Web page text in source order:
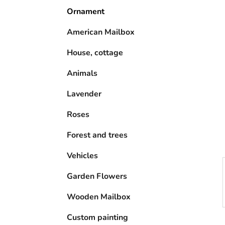
Ornament
American Mailbox
House, cottage
Animals
Lavender
Roses
Forest and trees
Vehicles
Garden Flowers
Wooden Mailbox
Custom painting